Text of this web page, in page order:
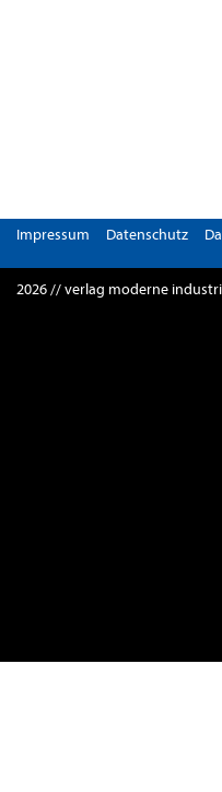
Impressum Datenschutz
2026 // verlag moderne